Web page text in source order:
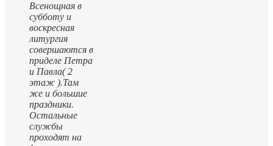
Всенощная в
субботу и
воскресная
литургия
совершаются в
приделе Петра
и Павла( 2
этаж ).Там
же и большие
праздники.
Остальные
службы
проходят на